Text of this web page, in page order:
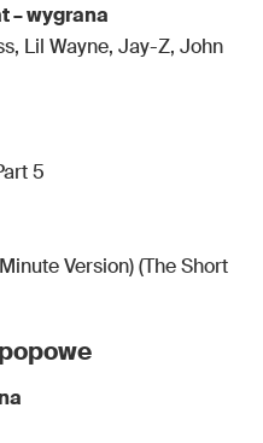
– wygrana
Lil Wayne, Jay-Z, John
5
Version) (The Short